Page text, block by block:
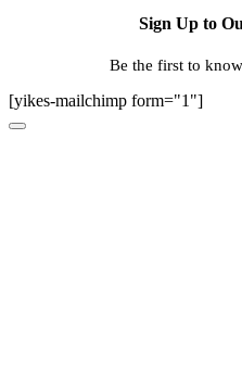
Sign Up to
Be the first to
[yikes-mailchimp form="1"]